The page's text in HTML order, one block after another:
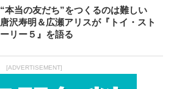
“本当の友だち”をつくるのは難しい
唐沢寿明＆広瀬アリスが『トイ・スト
ーリー５』を語る
[ADVERTISEMENT]